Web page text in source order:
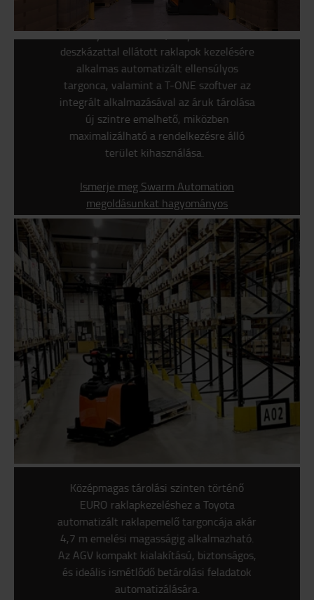
A Toyota hagyományos
állványrendszerének, a nyitott és alsó
deszkázattal ellátott raklapok kezelésére
alkalmas automatizált ellensúlyos
targonca, valamint a T-ONE szoftver az
integrált alkalmazásával az áruk tárolása
új szintre emelhető, miközben
maximalizálható a rendelkezésre álló
terület kihasználása.
Ismerje meg Swarm Automation
megoldásunkat hagyományos
állványrendszerekhez és különböző
raklaptípusokhoz
Középmagas tárolási szinten történő
EURO raklapkezeléshez a Toyota
automatizált raklapemelő targoncája akár
4,7 m emelési magasságig alkalmazható.
Az AGV kompakt kialakítású, biztonságos,
és ideális ismétlődő betárolási feladatok
automatizálására.